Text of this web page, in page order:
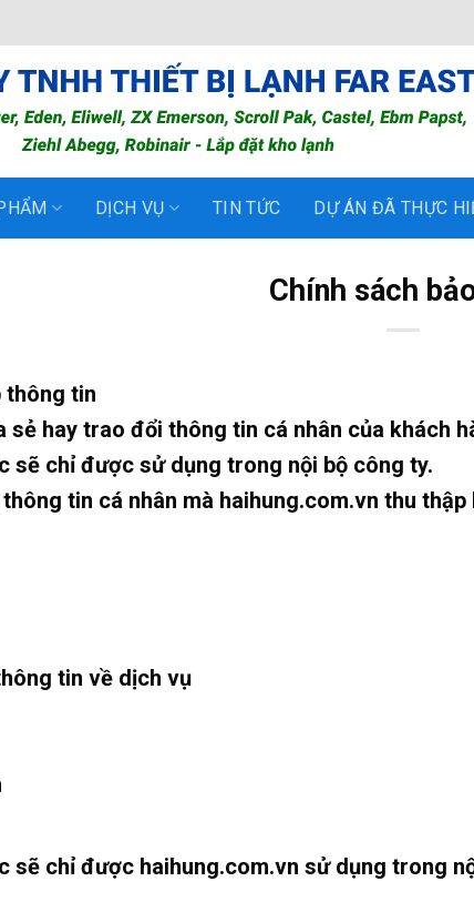
DỊCH VỤ TIN TỨC DỰ ÁN ĐÃ THỰC
Chính sách
thông tin
sẻ hay trao đổi thông tin cá nhân của khách
sẽ chỉ được sử dụng trong nội bộ công ty.
tin cá nhân mà haihung.com.vn thu thập
tin về dịch vụ
sẽ chỉ được haihung.com.vn sử dụng trong